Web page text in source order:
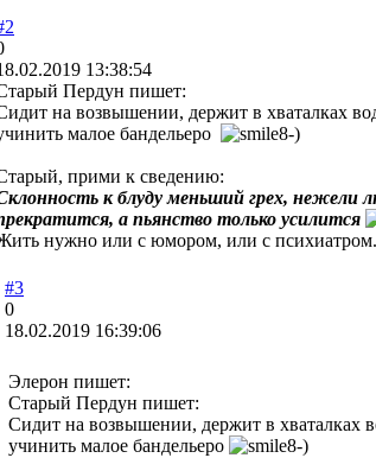
13:38:54
Пердун пишет:
на возвышении, держит в хваталках
малое бандельеро
прими к сведению:
к блуду меньший грех, нежели
а пьянство только усилится
нужно или с юмором, или с психиатром.
#3
0
18.02.2019 16:39:06
Элерон пишет:
Старый Пердун пишет:
Сидит на возвышении, держит в хваталках
учинить малое бандельеро